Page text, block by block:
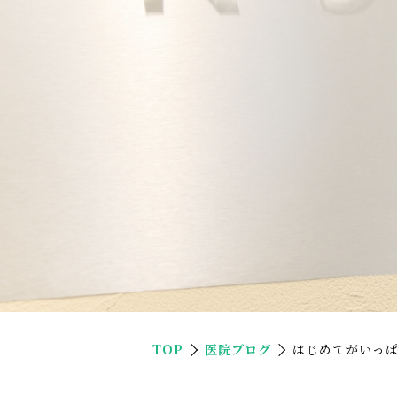
TOP 医院ブログ はじめてがいっ